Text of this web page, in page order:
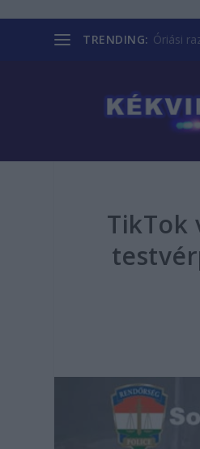
TRENDING: Óriási
TikTok